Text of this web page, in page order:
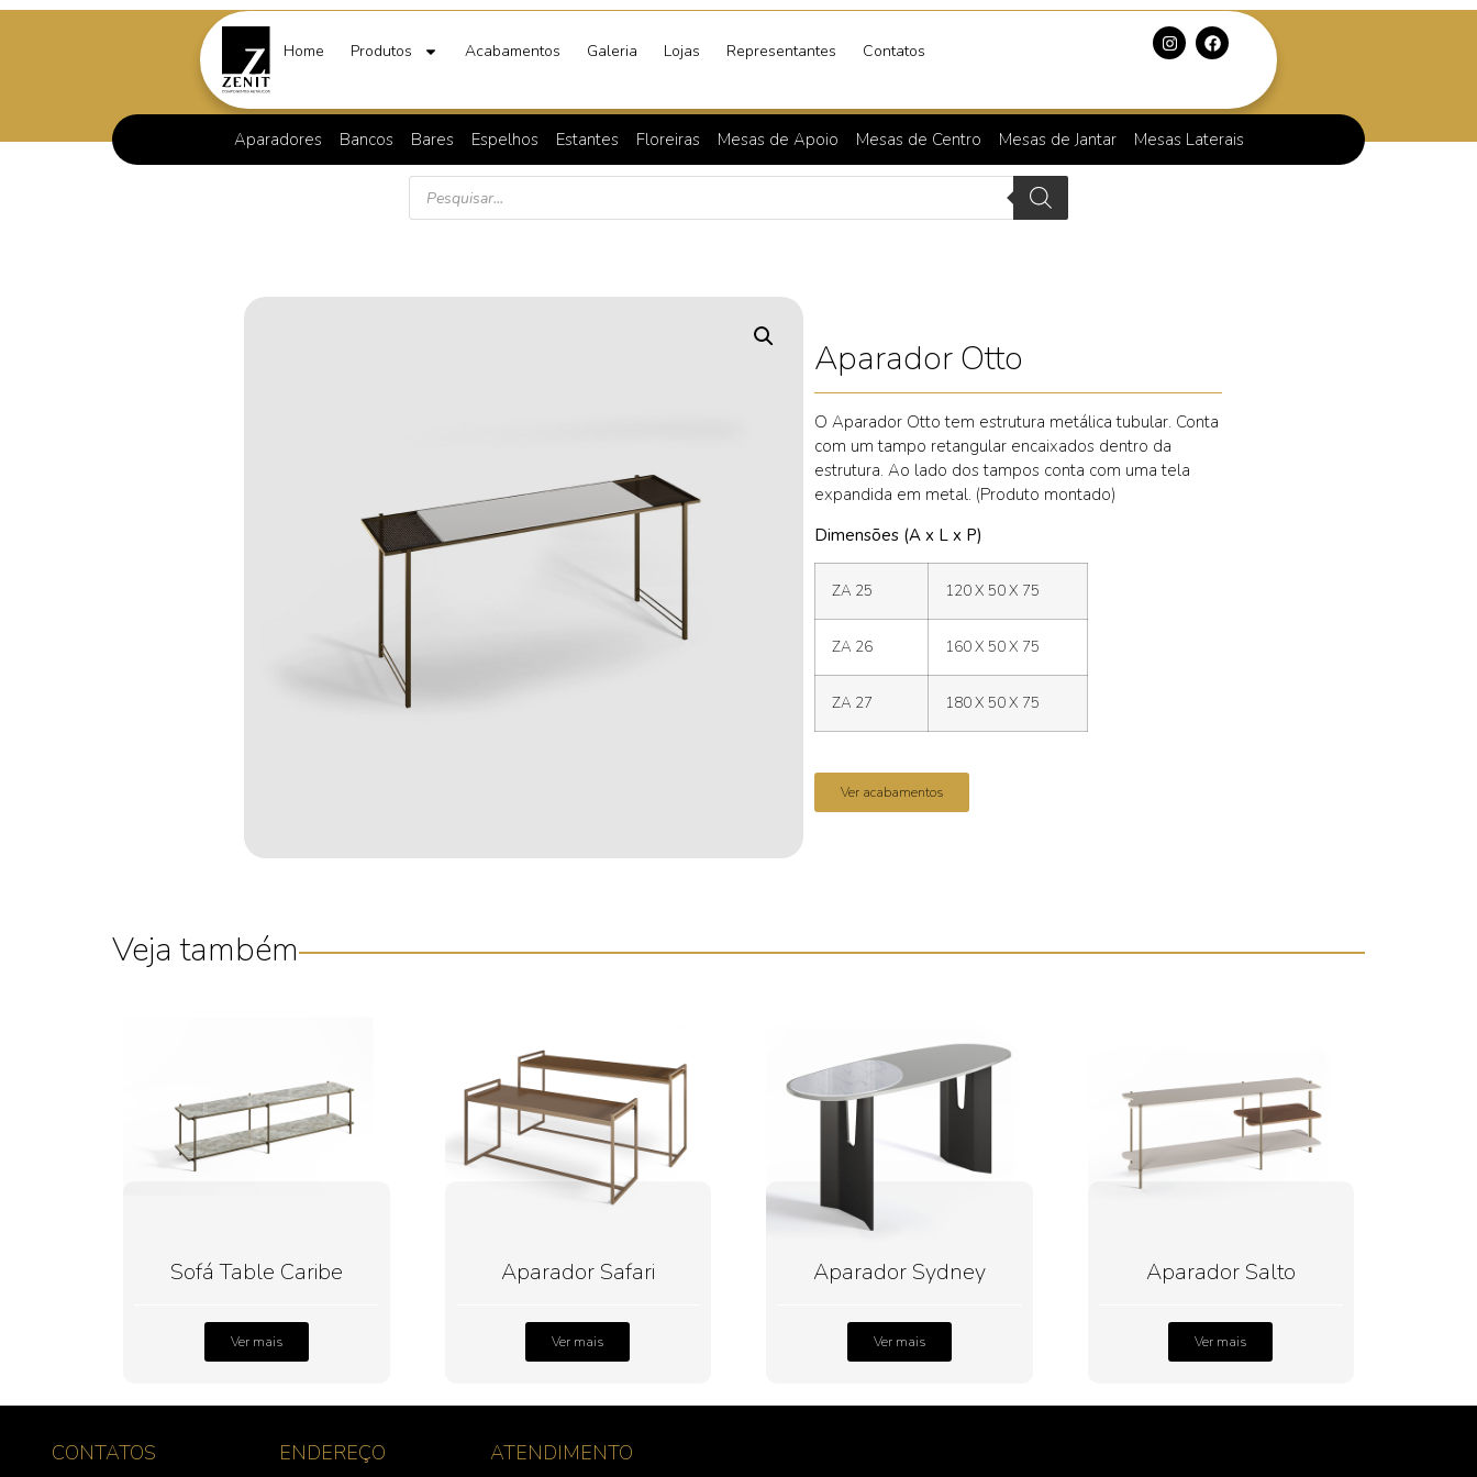
Home Produtos Acabamentos Galeria Lojas Representantes Contatos
Aparadores Bancos Bares Espelhos Estantes Floreiras Mesas de Apoio Mesas de Centro Mesas de Jantar Mesas Laterais
Aparador Otto
O Aparador Otto tem estrutura metálica tubular. Conta
com um tampo retangular encaixados dentro da
estrutura. Ao lado dos tampos conta com uma tela
expandida em metal. (Produto montado)
Dimensões (A x L x P)
ZA 25 120 X 50 X 75
ZA 26 160 X 50 X 75
ZA 27 180 X 50 X 75
Ver acabamentos
Veja também
Sofá Table Caribe
Ver mais
Aparador Safari
Ver mais
Aparador Sydney
Ver mais
Aparador Salto
Ver mais
CONTATOS ENDEREÇO ATENDIMENTO